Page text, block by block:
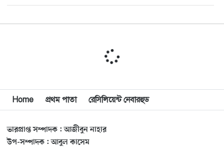
১০
মিশিগানে দক্ষিণ সুরমা ওয়েলফেয়ার অ্যাসোসিয়েশনের
বিশ্বজুড়ে কূটনৈতিক পুনর্বিন্যাস, ৫ অঞ্চলে মিশন বন্ধ করছে
যুক্তরাষ্ট্র
১২
মিশিগানে ফ্রেন্ডস এন্ড ফ্যামিলির বনভোজনে প্রাণের উচ্ছ্বাস
১৩
Home প্রথম পাতা রেসিলিয়েন্ট নেবারহুড
ভারপ্রাপ্ত সম্পাদক : আজীবুন নাহার
উপ-সম্পাদক : আবুল কাসেম